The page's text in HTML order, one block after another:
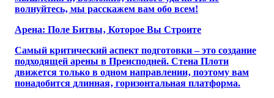
волнуйтесь‚ мы расскажем вам обо всем!
Арена: Поле Битвы‚ Которое Вы Строите
Самый критический аспект подготовки – это создание
подходящей арены в Преисподней. Стена Плоти
движется только в одном направлении‚ поэтому вам
понадобится длинная‚ горизонтальная платформа.